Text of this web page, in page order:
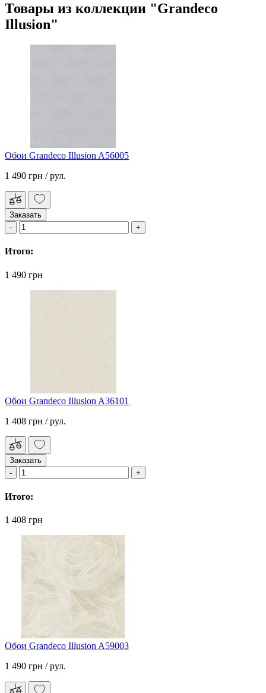
Товары из коллекции "Grandeco
Illusion"
Обои Grandeco Illusion A56005
1 490 грн / рул.
Заказать
Итого:
1 490 грн
Обои Grandeco Illusion A36101
1 408 грн / рул.
Заказать
Итого:
1 408 грн
Обои Grandeco Illusion A59003
1 490 грн / рул.